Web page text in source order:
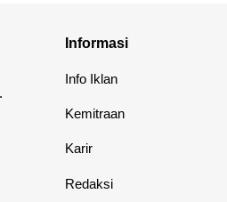
Informasi
Info Iklan
Kemitraan
Karir
Redaksi